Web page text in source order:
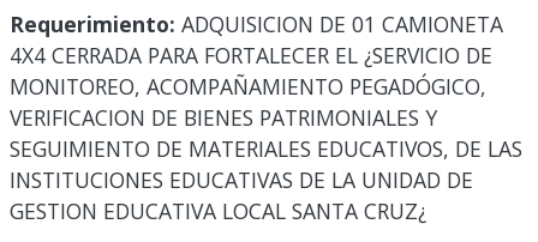
Requerimiento: ADQUISICION DE 01 CAMIONETA
4X4 CERRADA PARA FORTALECER EL ¿SERVICIO DE
MONITOREO, ACOMPAÑAMIENTO PEGADÓGICO,
VERIFICACION DE BIENES PATRIMONIALES Y
SEGUIMIENTO DE MATERIALES EDUCATIVOS, DE LAS
INSTITUCIONES EDUCATIVAS DE LA UNIDAD DE
GESTION EDUCATIVA LOCAL SANTA CRUZ¿